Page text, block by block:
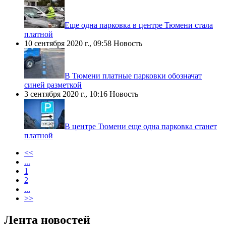
​Еще одна парковка в центре Тюмени стала
платной
10 сентября 2020 г., 09:58 Новость
​В Тюмени платные парковки обозначат
синей разметкой
3 сентября 2020 г., 10:16 Новость
​В центре Тюмени еще одна парковка станет
платной
<<
...
1
2
...
>>
Лента новостей